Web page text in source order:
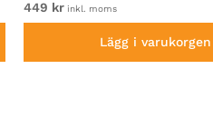
449 kr inkl. moms
Lägg i varukorgen